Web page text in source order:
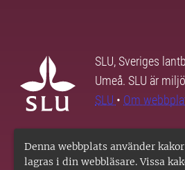
Denna webbplats använder
lagras i din webbläsare. Vissa
SLU, Sveriges
Umeå. SLU är
SLU • Om